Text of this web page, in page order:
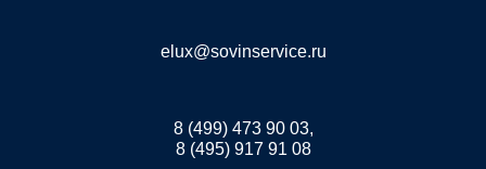
elux@sovinservice.ru
8 (499) 473 90 03,
8 (495) 917 91 08